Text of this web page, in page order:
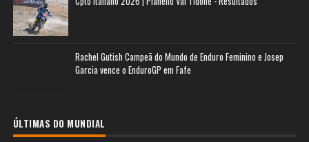
Rachel Gutish Campeã do Mundo de Enduro Feminino e Josep
Garcia vence o EnduroGP em Fafe
ÚLTIMAS DO MUNDIAL